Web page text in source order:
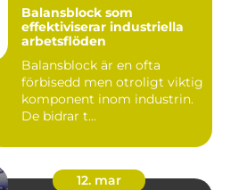
Balansblock som
effektiviserar industriella
arbetsflöden
Balansblock är en ofta
förbisedd men otroligt viktig
komponent inom industrin.
De bidrar t...
12. mar